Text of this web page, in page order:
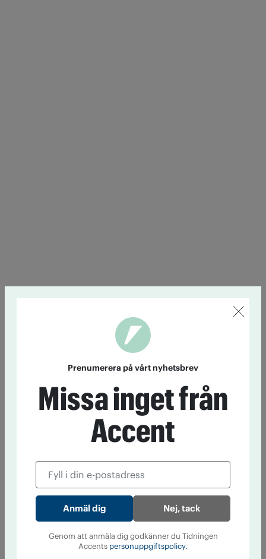
Prenumerera på vårt nyhetsbrev
Missa inget från
Accent
Nej, tack
Genom att anmäla dig godkänner du Tidningen
Accents personuppgiftspolicy.